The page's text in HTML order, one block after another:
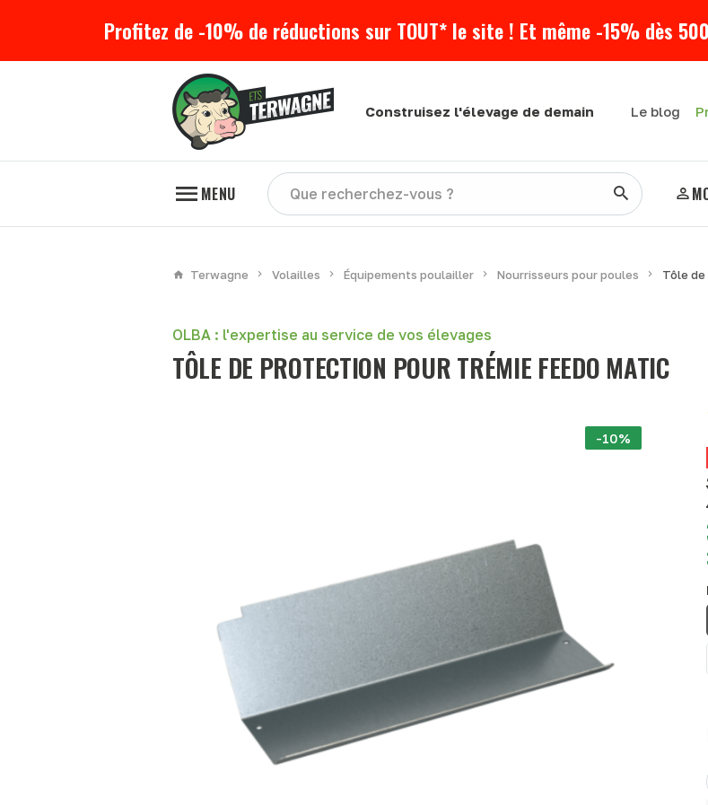
Profitez de -10% de réductions sur TOUT* le site ! Et même -15% dès
Construisez l'élevage de demain Le blog
MENU
Terwagne Volailles Équipements poulailler Nourrisseurs pour poules Tôle
OLBA : l'expertise au service de vos élevages
TÔLE DE PROTECTION POUR TRÉMIE FEEDO MATIC
-10%